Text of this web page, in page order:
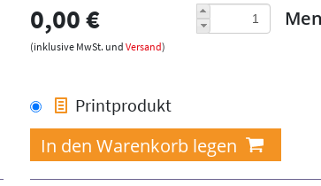
0,00 €
(inklusive MwSt. und Versand)
Printprodukt